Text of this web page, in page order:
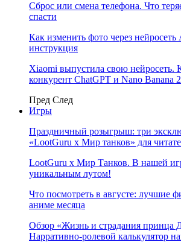
Сброс или смена телефона. Что
спасти
Как изменить фото через
инструкция
Xiaomi выпустила свою нейросеть.
конкурент ChatGPT и Nano Banana 2
Пред След
Игры
Праздничный розыгрыш: три
«LootGuru х Мир танков» для
LootGuru x Мир Танков. В нашей
уникальным лутом!
Что посмотреть в августе: лучшие
аниме месяца
Обзор «Жизнь и страдания принца
Нарративно-ролевой калькулятор